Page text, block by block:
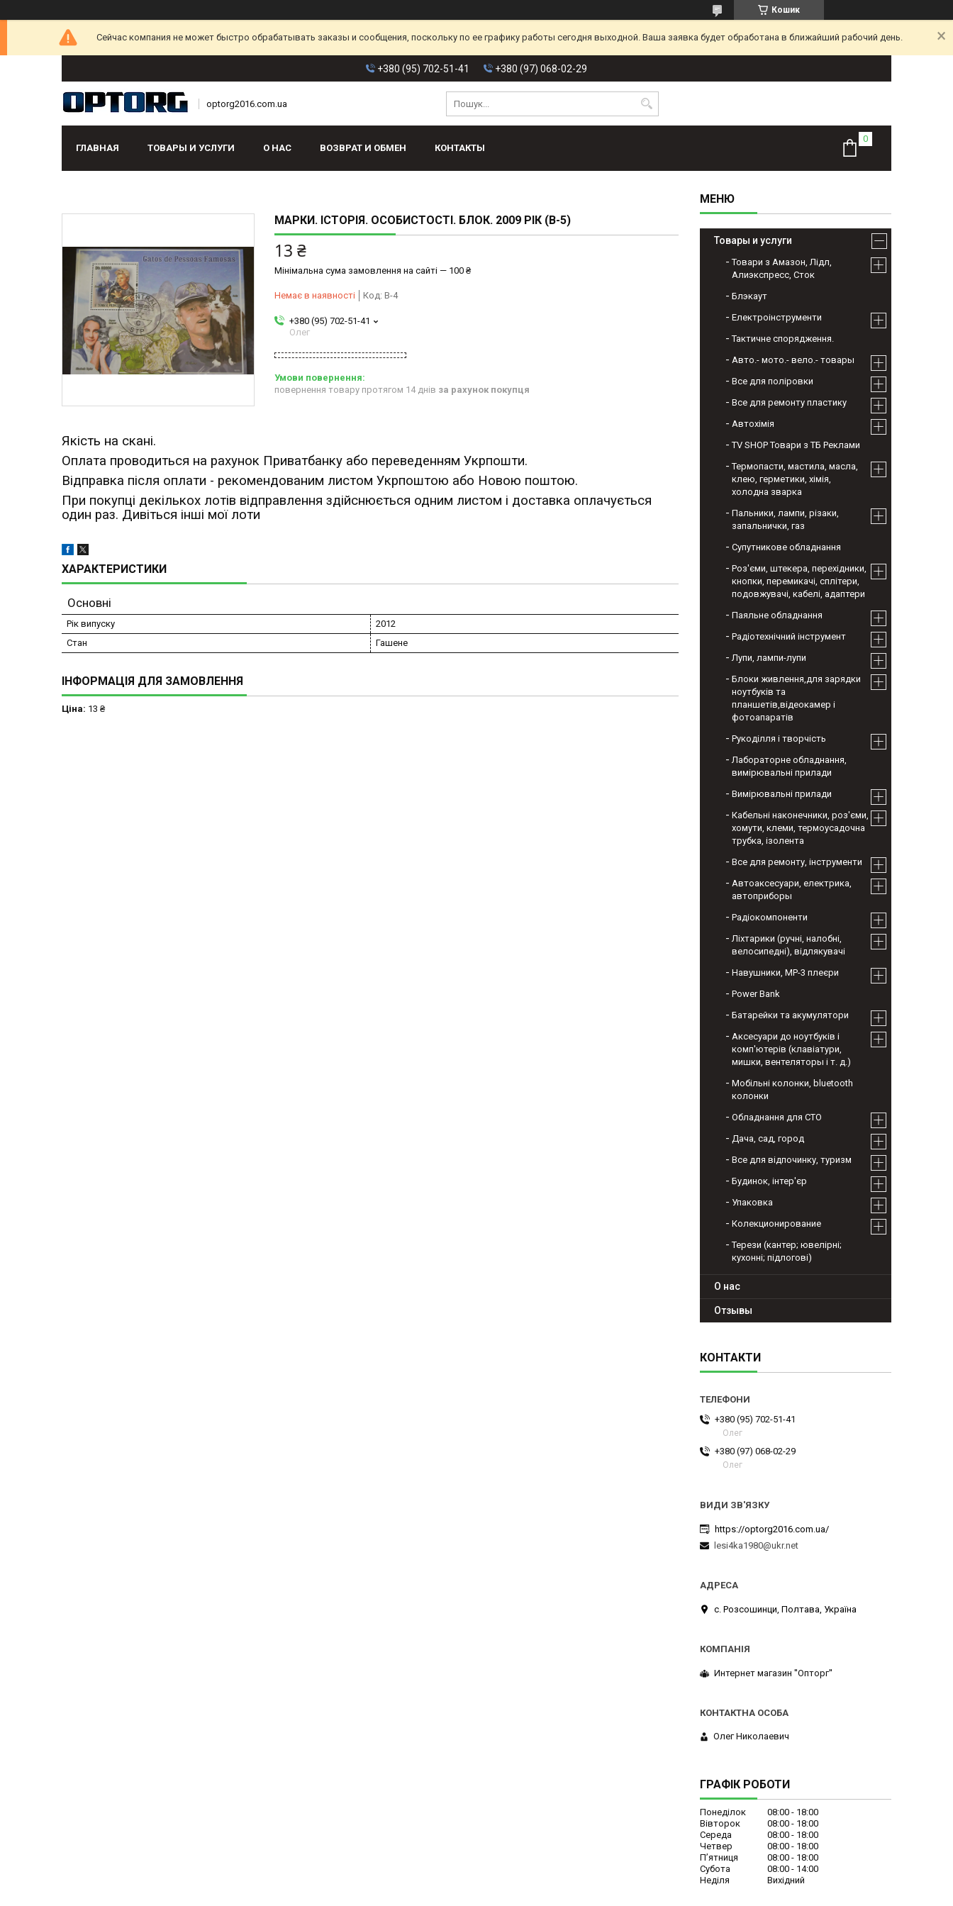
Кошик
Сейчас компания не может быстро обрабатывать заказы и сообщения, поскольку по ее графику работы сегодня выходной. Ваша заявка будет обработана в ближайший рабочий день.
+380 (95) 702-51-41 +380 (97) 068-02-29
optorg2016.com.ua
ГЛАВНАЯ ТОВАРЫ И УСЛУГИ О НАС ВОЗВРАТ И ОБМЕН КОНТАКТЫ
МАРКИ. ІСТОРІЯ. ОСОБИСТОСТІ. БЛОК. 2009 РІК (В-5)
13 ₴
Мінімальна сума замовлення на сайті — 100 ₴
Немає в наявності Код: В-4
+380 (95) 702-51-41
Олег
повернення товару протягом 14 днів за рахунок покупця
Якість на скані.
Оплата проводиться на рахунок Приватбанку або переведенням Укрпошти.
Відправка після оплати - рекомендованим листом Укрпоштою або Новою поштою.
При покупці декількох лотів відправлення здійснюється одним листом і доставка оплачується
один раз. Дивіться інші мої лоти
ХАРАКТЕРИСТИКИ
Основні
Рік випуску
2012
Стан
Гашене
ІНФОРМАЦІЯ ДЛЯ ЗАМОВЛЕННЯ
Ціна: 13 ₴
Товары и услуги
Товари з Амазон, Лідл,
Алиэкспресс, Сток
Блэкаут
Електроінструменти
Тактичне спорядження.
Авто.- мото.- вело.- товары
Все для поліровки
Все для ремонту пластику
Автохімія
TV SHOP Товари з ТБ Реклами
Термопасти, мастила, масла,
клею, герметики, хімія,
холодна зварка
Пальники, лампи, різаки,
запальнички, газ
Супутникове обладнання
Роз'єми, штекера, перехідники,
кнопки, перемикачі, сплітери,
подовжувачі, кабелі, адаптери
Паяльне обладнання
Радіотехнічний інструмент
Лупи, лампи-лупи
Блоки живлення,для зарядки
ноутбуків та
планшетів,відеокамер і
фотоапаратів
Рукоділля і творчість
Лабораторне обладнання,
вимірювальні прилади
Вимірювальні прилади
Кабельні наконечники, роз'єми,
хомути, клеми, термоусадочна
трубка, ізолента
Все для ремонту, інструменти
Автоаксесуари, електрика,
автоприборы
Радіокомпоненти
Ліхтарики (ручні, налобні,
велосипедні), відлякувачі
Навушники, МР-3 плеєри
Power Bank
Батарейки та акумулятори
Аксесуари до ноутбуків і
комп'ютерів (клавіатури,
мишки, вентеляторы і т. д.)
Мобільні колонки, bluetooth
колонки
Обладнання для СТО
Дача, сад, город
Все для відпочинку, туризм
Будинок, інтер'єр
Упаковка
Колекционирование
Терези (кантер; ювелірні;
кухонні; підлогові)
О нас
Отзывы
КОНТАКТИ
+380 (95) 702-51-41
Олег
+380 (97) 068-02-29
Олег
https://optorg2016.com.ua/
lesi4ka1980@ukr.net
с. Розсошинци, Полтава, Україна
Интернет магазин ''Опторг''
Олег Николаевич
ГРАФІК РОБОТИ
Понеділок 08:00
18:00
Вівторок
08:00
18:00
Середа
08:00
18:00
Четвер
08:00
18:00
Пʼятниця
08:00
18:00
Субота
08:00
14:00
Неділя
Вихідний